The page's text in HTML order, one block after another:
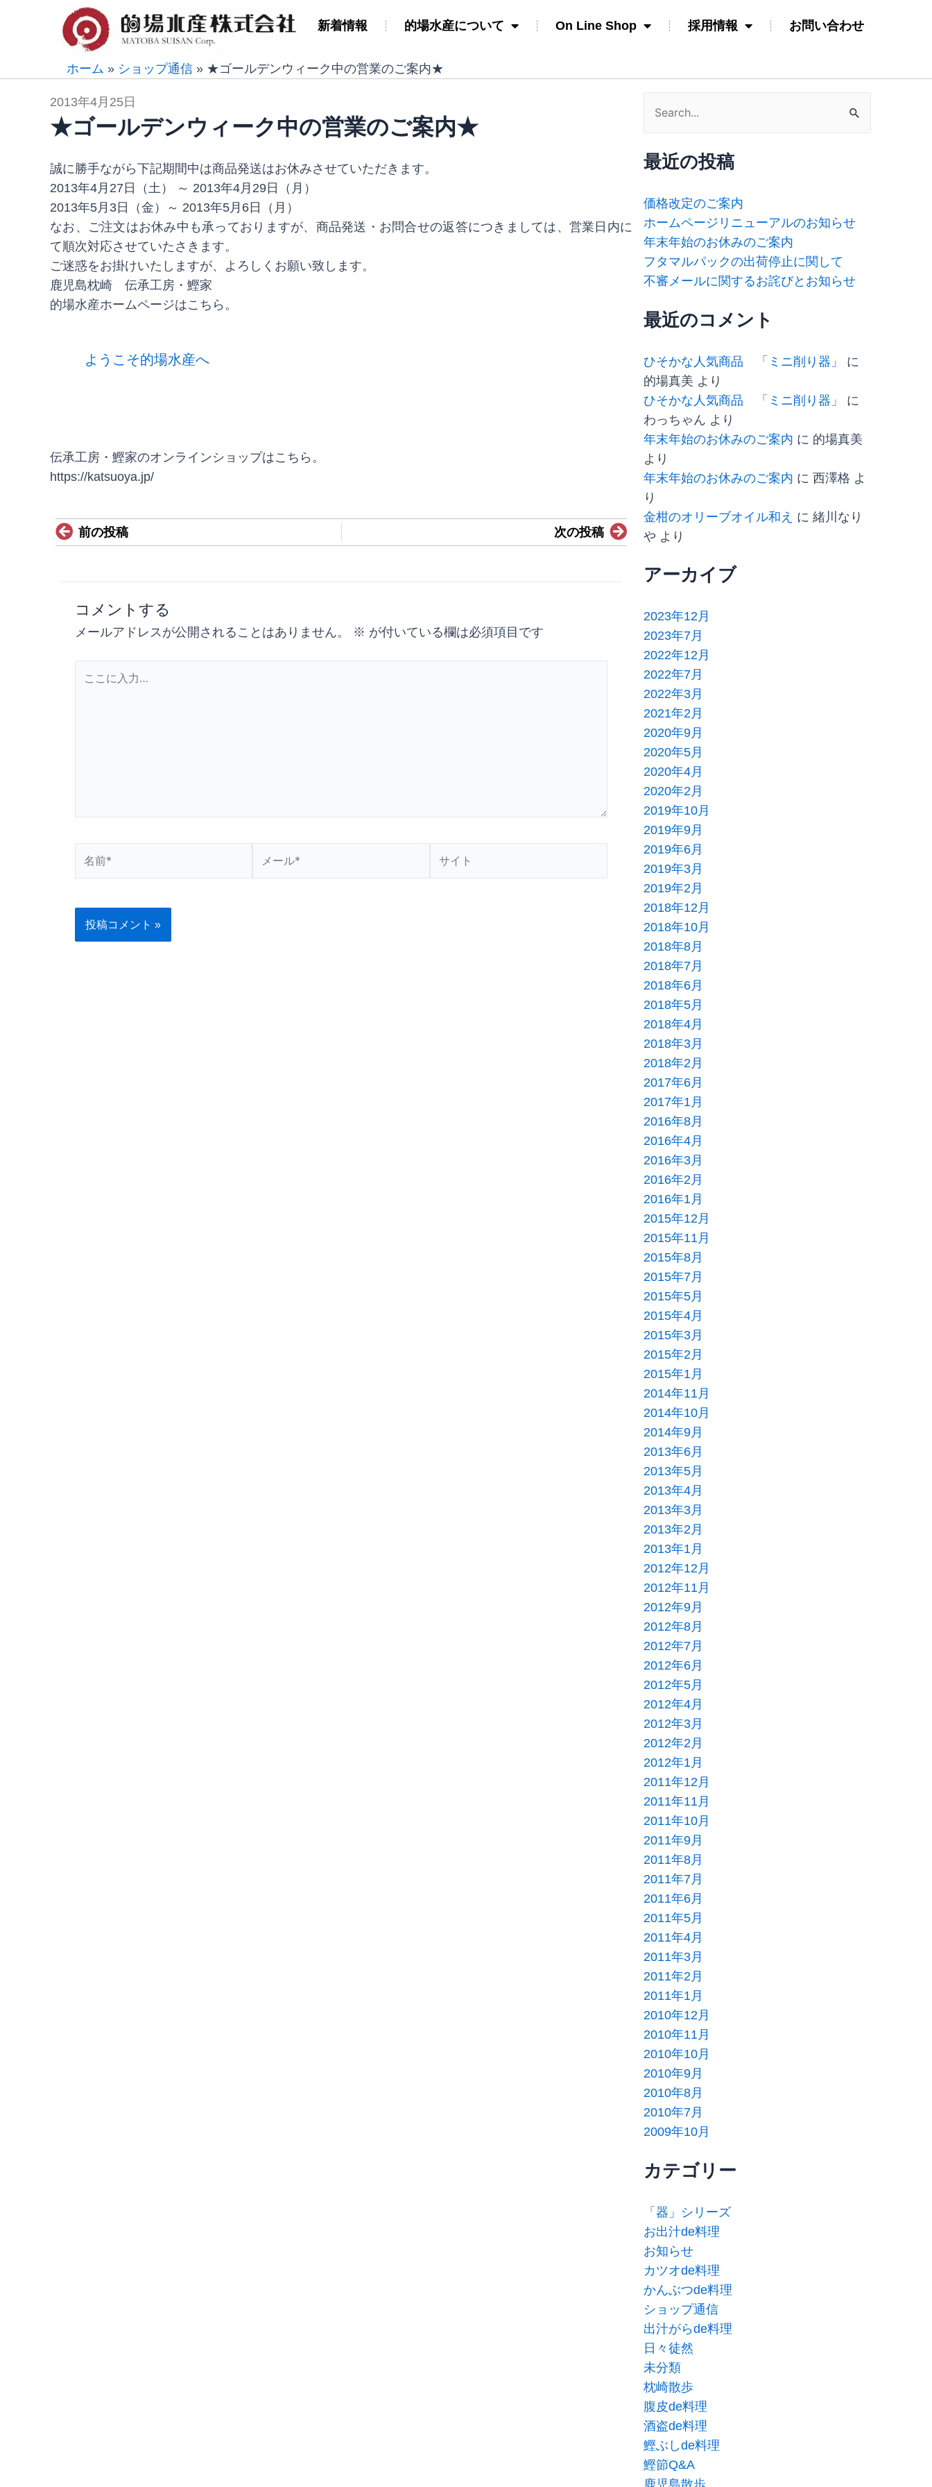
新着情報 的場水産について On Line Shop 採用情報 お問い合わせ
ホーム » ショップ通信 » ★ゴールデンウィーク中の営業のご案内★
2013年4月25日
★ゴールデンウィーク中の営業のご案内★
誠に勝手ながら下記期間中は商品発送はお休みさせていただきます。
2013年4月27日（土） ～ 2013年4月29日（月）
2013年5月3日（金）～ 2013年5月6日（月）
なお、ご注文はお休み中も承っておりますが、商品発送・お問合せの返答につきましては、営業日内に
て順次対応させていたさきます。
ご迷惑をお掛けいたしますが、よろしくお願い致します。
鹿児島枕崎 伝承工房・鰹家
的場水産ホームページはこちら。
ようこそ的場水産へ
伝承工房・鰹家のオンラインショップはこちら。
https://katsuoya.jp/
Prev
前の投稿 次の投稿 Next
コメントする
メールアドレスが公開されることはありません。 ※ が付いている欄は必須項目です
索
対
象:
最近の投稿
価格改定のご案内
ホームページリニューアルのお知らせ
年末年始のお休みのご案内
フタマルパックの出荷停止に関して
不審メールに関するお詫びとお知らせ
最近のコメント
ひそかな人気商品 「ミニ削り器」
に
的場真美 より
ひそかな人気商品 「ミニ削り器」
に
わっちゃん より
年末年始のお休みのご案内 に 的場真美
より
年末年始のお休みのご案内 に 西澤格 よ
り
金柑のオリーブオイル和え に 緒川なり
や より
アーカイブ
2023年12月
2023年7月
2022年12月
2022年7月
2022年3月
2021年2月
2020年9月
2020年5月
2020年4月
2020年2月
2019年10月
2019年9月
2019年6月
2019年3月
2019年2月
2018年12月
2018年10月
2018年8月
2018年7月
2018年6月
2018年5月
2018年4月
2018年3月
2018年2月
2017年6月
2017年1月
2016年8月
2016年4月
2016年3月
2016年2月
2016年1月
2015年12月
2015年11月
2015年8月
2015年7月
2015年5月
2015年4月
2015年3月
2015年2月
2015年1月
2014年11月
2014年10月
2014年9月
2013年6月
2013年5月
2013年4月
2013年3月
2013年2月
2013年1月
2012年12月
2012年11月
2012年9月
2012年8月
2012年7月
2012年6月
2012年5月
2012年4月
2012年3月
2012年2月
2012年1月
2011年12月
2011年11月
2011年10月
2011年9月
2011年8月
2011年7月
2011年6月
2011年5月
2011年4月
2011年3月
2011年2月
2011年1月
2010年12月
2010年11月
2010年10月
2010年9月
2010年8月
2010年7月
2009年10月
カテゴリー
「器」シリーズ
お出汁de料理
お知らせ
カツオde料理
かんぶつde料理
ショップ通信
出汁がらde料理
日々徒然
未分類
枕崎散歩
腹皮de料理
酒盗de料理
鰹ぶしde料理
鰹節Q&A
鹿児島散歩